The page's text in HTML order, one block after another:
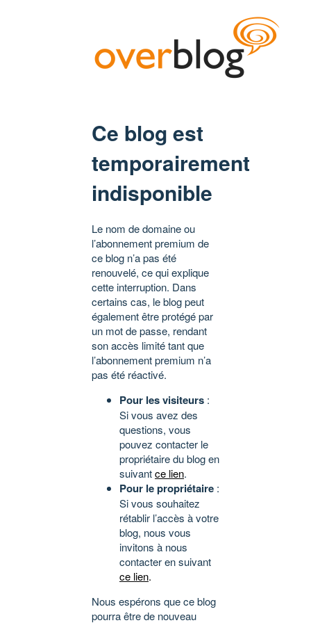
Ce blog est
temporairement
indisponible
Le nom de domaine ou
l’abonnement premium de
ce blog n’a pas été
renouvelé, ce qui explique
cette interruption. Dans
certains cas, le blog peut
également être protégé par
un mot de passe, rendant
son accès limité tant que
l’abonnement premium n’a
pas été réactivé.
Pour les visiteurs :
Si vous avez des
questions, vous
pouvez contacter le
propriétaire du blog en
suivantce lien.
Pour le propriétaire :
Si vous souhaitez
rétablir l’accès à votre
blog, nous vous
invitons à nous
contacter en suivant
ce lien.
Nous espérons que ce blog
pourra être de nouveau